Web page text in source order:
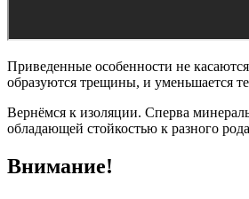
Приведенные особенности не
образуются трещины, и уменьшается
Вернёмся к изоляции. Сперва
обладающей стойкостью к разного
Внимание!